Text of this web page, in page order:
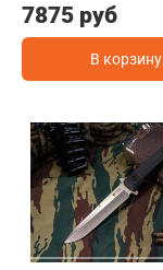
7875 руб
В корзину